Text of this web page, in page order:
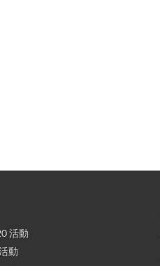
活動
動